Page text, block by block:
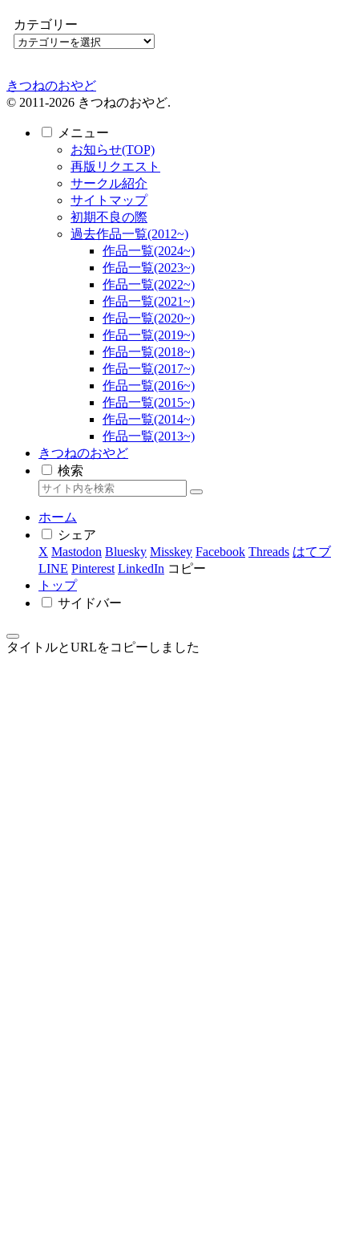
カテゴリー
きつねのおやど
© 2011-2026 きつねのおやど.
メニュー
お知らせ(TOP)
再版リクエスト
サークル紹介
サイトマップ
初期不良の際
過去作品一覧(2012~)
作品一覧(2024~)
作品一覧(2023~)
作品一覧(2022~)
作品一覧(2021~)
作品一覧(2020~)
作品一覧(2019~)
作品一覧(2018~)
作品一覧(2017~)
作品一覧(2016~)
作品一覧(2015~)
作品一覧(2014~)
作品一覧(2013~)
きつねのおやど
検索
ホーム
シェア
X Mastodon Bluesky Misskey Facebook Threads はてブ
LINE Pinterest LinkedIn コピー
トップ
サイドバー
タイトルとURLをコピーしました